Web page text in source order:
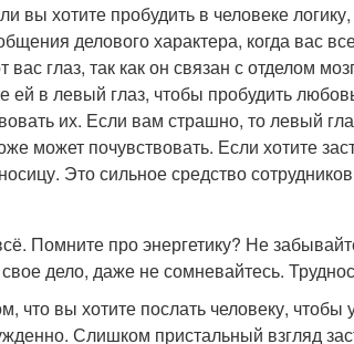
вы хотите пробудить в человеке
делового характера, когда вас
вас глаз, так как он связан с отделом
ей в левый глаз, чтобы пробудить
их. Если вам страшно, то левый
может почувствовать. Если хотите
Это сильное средство
Помните про энергетику? Не
дело, даже не сомневайтесь.
что вы хотите послать человеку,
Слишком пристальный взгляд